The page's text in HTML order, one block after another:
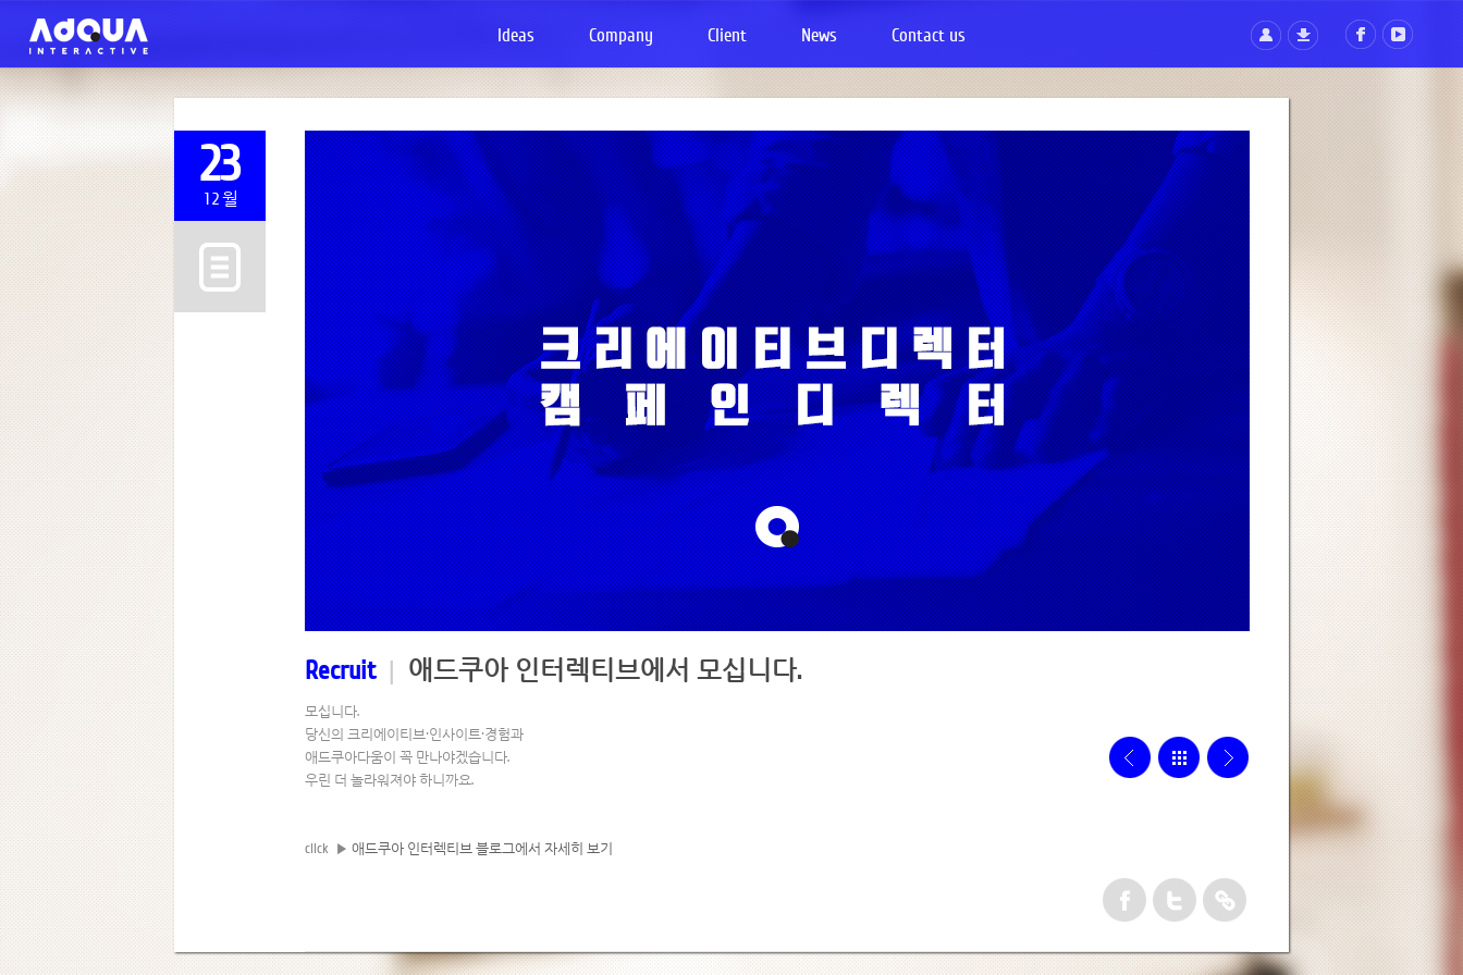
Ideas Company Client News Contact us
23
12월
Recruit 애드쿠아 인터렉티브에서 모십니다.
모십니다.
당신의 크리에이티브·인사이트·경험과
애드쿠아다움이 꼭 만나야겠습니다.
우린 더 놀라워져야 하니까요.
click ▶ 애드쿠아 인터렉티브 블로그에서 자세히 보기